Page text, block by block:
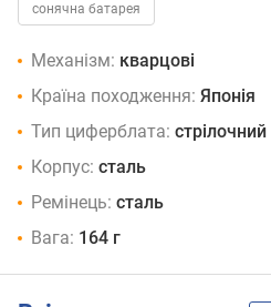
сонячна батарея
Механізм: кварцові
Країна походження: Японія
Тип циферблата: стрілочний
Корпус: сталь
Ремінець: сталь
Вага: 164 г